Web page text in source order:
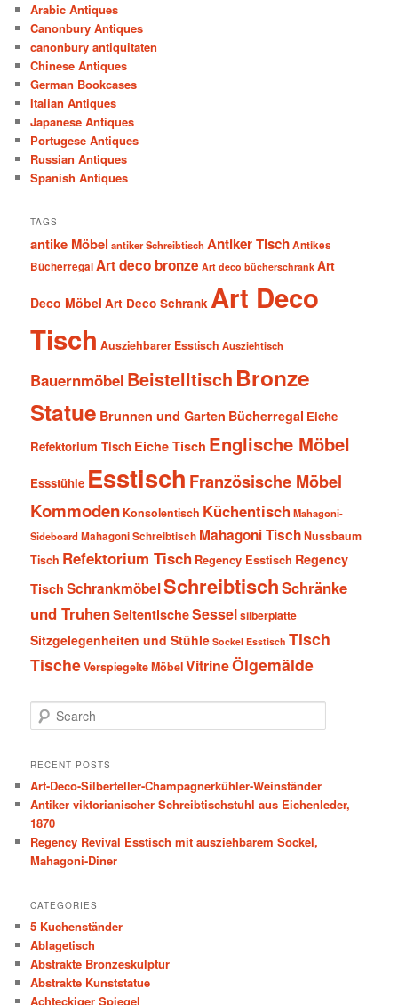
Arabic Antiques
Canonbury Antiques
canonbury antiquitaten
Chinese Antiques
German Bookcases
Italian Antiques
Japanese Antiques
Portugese Antiques
Russian Antiques
Spanish Antiques
TAGS
antike Möbel antiker Schreibtisch Antiker TischAntikes
BücherregalArt deco bronze Art deco bücherschrank Art
Deco Möbel Art Deco Schrank Art Deco
Tisch Ausziehbarer Esstisch Ausziehtisch
Bauernmöbel Beistelltisch Bronze
Statue Brunnen und Garten Bücherregal Eiche
Refektorium Tisch Eiche Tisch Englische Möbel
Essstühle Esstisch Französische Möbel
Kommoden Konsolentisch Küchentisch Mahagoni-
SideboardMahagoni Schreibtisch Mahagoni TischNussbaum
Tisch Refektorium Tisch Regency Esstisch Regency
Tisch SchrankmöbelSchreibtischSchränke
und TruhenSeitentischeSesselsilberplatte
Sitzgelegenheiten und Stühle Sockel Esstisch Tisch
TischeVerspiegelte MöbelVitrineÖlgemälde
e
r
h
RECENT POSTS
Art-Deco-Silberteller-Champagnerkühler-Weinständer
Antiker viktorianischer Schreibtischstuhl aus Eichenleder,
1870
Regency Revival Esstisch mit ausziehbarem Sockel,
Mahagoni-Diner
CATEGORIES
5 Kuchenständer
Ablagetisch
Abstrakte Bronzeskulptur
Abstrakte Kunststatue
Achteckiger Spiegel